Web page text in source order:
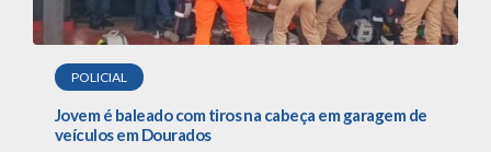
POLICIAL
Jovem é baleado com tiros na cabeça em garagem de
veículos em Dourados